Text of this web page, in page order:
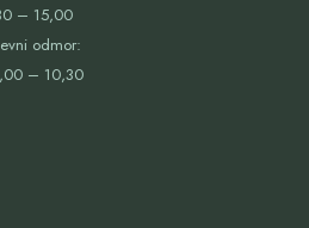
– 15,00
odmor:
– 10,30